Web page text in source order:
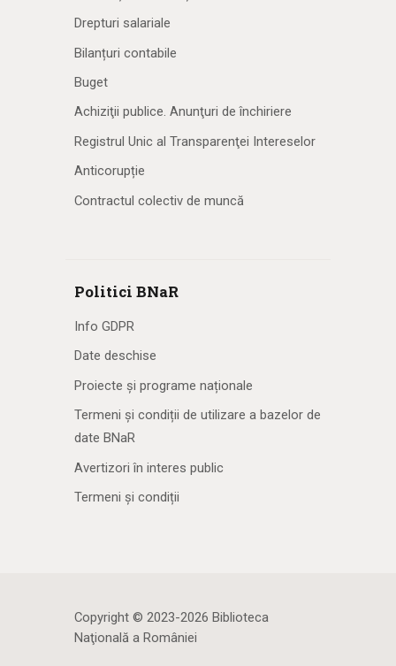
Drepturi salariale
Bilanțuri contabile
Buget
Achiziţii publice. Anunţuri de închiriere
Registrul Unic al Transparenţei Intereselor
Anticorupție
Contractul colectiv de muncă
Politici BNaR
Info GDPR
Date deschise
Proiecte și programe naționale
Termeni și condiții de utilizare a bazelor de
date BNaR
Avertizori în interes public
Termeni și condiții
Copyright © 2023-2026 Biblioteca
Naţională a României